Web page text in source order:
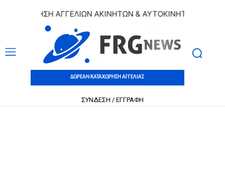
ΑΓΓΕΛΙΩΝ ΑΚΙΝΗΤΩΝ & ΑΥΤΟΚΙΝΗΤΩΝ | ΔΩΡΕΑΝ
ΔΩΡΕΑΝ ΚΑΤΑΧΩΡΗΣΗ ΑΓΓΕΛΙΑΣ
ΣΥΝΔΕΣΗ / ΕΓΓΡΑΦΗ